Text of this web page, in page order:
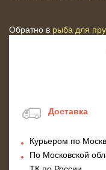
Обратно в рыба для
Доставка
Курьером по
По Московской